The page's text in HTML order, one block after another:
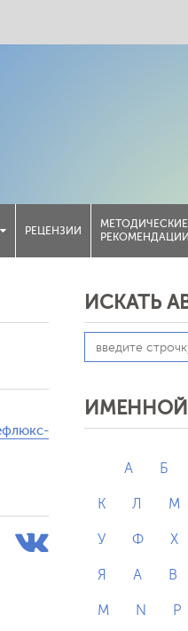
РЕЦЕНЗИИ
МЕТОДИЧЕСКИЕ
РЕКОМЕНДАЦИИ
ИСКАТЬ
ИМЕННОЙ
А Б
К Л М
У Ф Х
Я A B
M N P